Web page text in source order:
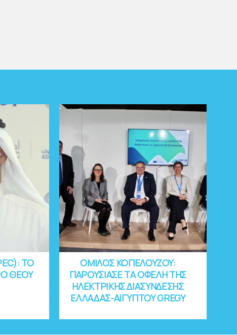
ΤΟ
ΘΕΟΥ
ΟΜΙΛΟΣ ΚΟΠΕΛΟΥΖΟΥ:
ΠΑΡΟΥΣΙΑΣΕ ΤΑ ΟΦΕΛΗ ΤΗΣ
ΗΛΕΚΤΡΙΚΗΣ ΔΙΑΣΥΝΔΕΣΗΣ
ΕΛΛΑΔΑΣ-ΑΙΓΥΠΤΟΥ GREGY